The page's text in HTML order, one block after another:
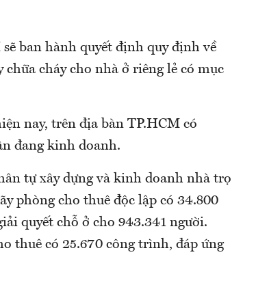
ban hành quyết định quy định về
cháy cho nhà ở riêng lẻ có mục
nay, trên địa bàn TP.HCM có
đang kinh doanh.
tự xây dựng và kinh doanh nhà trọ
phòng cho thuê độc lập có 34.800
quyết chỗ ở cho 943.341 người.
thuê có 25.670 công trình, đáp ứng